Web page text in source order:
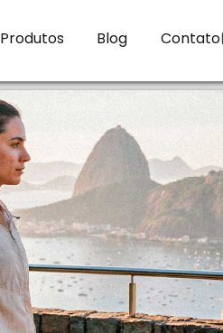
Produtos Blog Contato